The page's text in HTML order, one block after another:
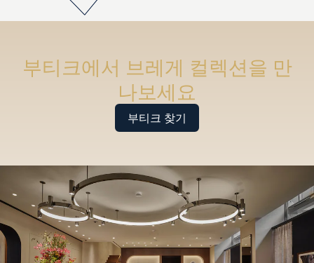
부티크에서 브레게 컬렉션을 만
나보세요
부티크 찾기